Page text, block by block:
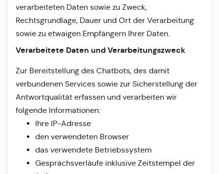
verarbeiteten Daten sowie zu Zweck,
Rechtsgrundlage, Dauer und Ort der Verarbeitung
sowie zu etwaigen Empfängern Ihrer Daten.
Verarbeitete Daten und Verarbeitungszweck
Zur Bereitstellung des Chatbots, des damit
verbundenen Services sowie zur Sicherstellung der
Antwortqualität erfassen und verarbeiten wir
folgende Informationen:
Ihre IP-Adresse
den verwendeten Browser
das verwendete Betriebssystem
Gesprächsverläufe inklusive Zeitstempel der